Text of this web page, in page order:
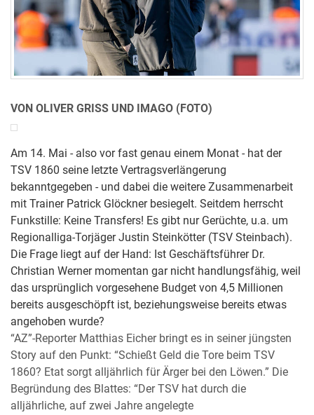
VON OLIVER GRISS UND IMAGO (FOTO)
Am 14. Mai - also vor fast genau einem Monat - hat der
TSV 1860 seine letzte Vertragsverlängerung
bekanntgegeben - und dabei die weitere Zusammenarbeit
mit Trainer Patrick Glöckner besiegelt. Seitdem herrscht
Funkstille: Keine Transfers! Es gibt nur Gerüchte, u.a. um
Regionalliga-Torjäger Justin Steinkötter (TSV Steinbach).
Die Frage liegt auf der Hand: Ist Geschäftsführer Dr.
Christian Werner momentan gar nicht handlungsfähig, weil
das ursprünglich vorgesehene Budget von 4,5 Millionen
bereits ausgeschöpft ist, beziehungsweise bereits etwas
angehoben wurde?
“AZ”-Reporter Matthias Eicher bringt es in seiner jüngsten
Story auf den Punkt: “Schießt Geld die Tore beim TSV
1860? Etat sorgt alljährlich für Ärger bei den Löwen.” Die
Begründung des Blattes: “Der TSV hat durch die
alljährliche, auf zwei Jahre angelegte